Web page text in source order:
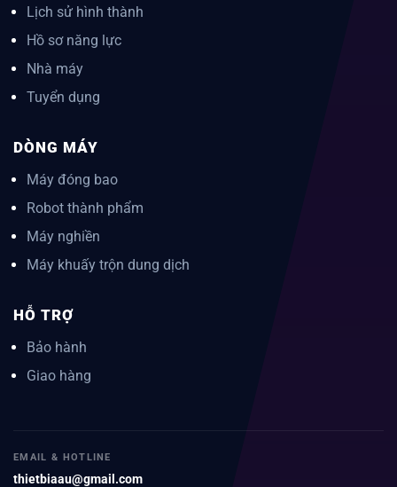
Lịch sử hình thành
Hồ sơ năng lực
Nhà máy
Tuyển dụng
DÒNG MÁY
Máy đóng bao
Robot thành phẩm
Máy nghiền
Máy khuấy trộn dung dịch
HỖ TRỢ
Bảo hành
Giao hàng
EMAIL & HOTLINE
thietbiaau@gmail.com